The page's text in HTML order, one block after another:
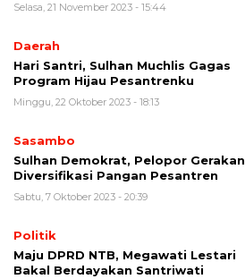
Selasa, 21 November 2023 - 15:44
Daerah
Hari Santri, Sulhan Muchlis Gagas
Program Hijau Pesantrenku
Minggu, 22 Oktober 2023 - 18:13
Sasambo
Sulhan Demokrat, Pelopor Gerakan
Diversifikasi Pangan Pesantren
Sabtu, 7 Oktober 2023 - 20:39
Politik
Maju DPRD NTB, Megawati Lestari
Bakal Berdayakan Santriwati